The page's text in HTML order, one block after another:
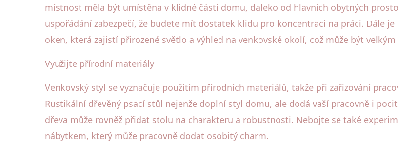
místnost měla být umístěna v klidné části domu, daleko od hlavních obytných
uspořádání zabezpečí, že budete mít dostatek klidu pro koncentraci na práci. Dále
oken, která zajistí přirozené světlo a výhled na venkovské okolí, což může být
Využijte přírodní materiály
Venkovský styl se vyznačuje použitím přírodních materiálů, takže při zařizování
Rustikální dřevěný psací stůl nejenže doplní styl domu, ale dodá vaší pracovně i
dřeva může rovněž přidat stolu na charakteru a robustnosti. Nebojte se také
nábytkem, který může pracovně dodat osobitý charm.